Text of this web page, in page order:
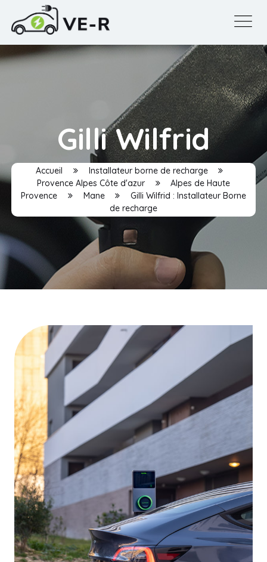
Gilli Wilfrid
Accueil
Installateur borne de recharge
Provence Alpes Côte d'azur
Alpes de Haute
Provence
Mane
Gilli Wilfrid : Installateur Borne
de recharge